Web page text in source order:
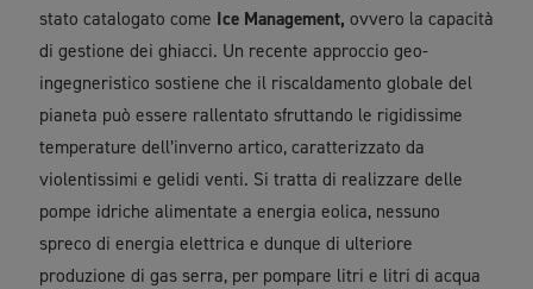
stato catalogato come Ice Management, ovvero la capacità
di gestione dei ghiacci. Un recente approccio geo-
ingegneristico sostiene che il riscaldamento globale del
pianeta può essere rallentato sfruttando le rigidissime
temperature dell’inverno artico, caratterizzato da
violentissimi e gelidi venti. Si tratta di realizzare delle
pompe idriche alimentate a energia eolica, nessuno
spreco di energia elettrica e dunque di ulteriore
produzione di gas serra, per pompare litri e litri di acqua